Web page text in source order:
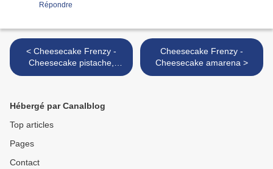
Répondre
< Cheesecake Frenzy -
Cheesecake pistache,
amande amère et griottes
Cheesecake Frenzy -
Cheesecake amarena >
Hébergé par Canalblog
Top articles
Pages
Contact